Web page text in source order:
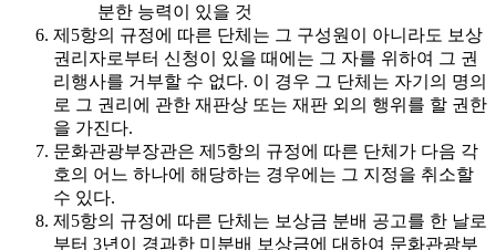
분한 능력이 있을 것
제5항의 규정에 따른 단체는 그 구성원이 아니라도 보상
권리자로부터 신청이 있을 때에는 그 자를 위하여 그 권
리행사를 거부할 수 없다. 이 경우 그 단체는 자기의 명의
로 그 권리에 관한 재판상 또는 재판 외의 행위를 할 권한
을 가진다.
문화관광부장관은 제5항의 규정에 따른 단체가 다음 각
호의 어느 하나에 해당하는 경우에는 그 지정을 취소할
수 있다.
제5항의 규정에 따른 단체는 보상금 분배 공고를 한 날로
부터 3년이 경과한 미분배 보상금에 대하여 문화관광부